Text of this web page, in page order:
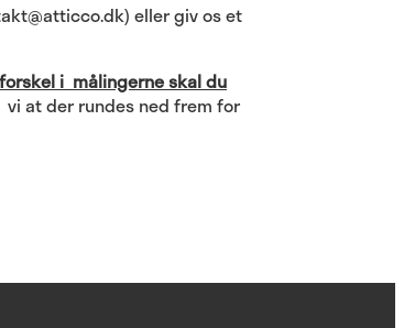
eller giv os et
i målingerne skal du
at der rundes ned frem for